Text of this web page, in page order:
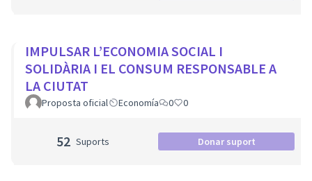
IMPULSAR L’ECONOMIA SOCIAL I
SOLIDÀRIA I EL CONSUM RESPONSABLE A
LA CIUTAT
Proposta oficial Economía 0 0
52 Suports Donar suport